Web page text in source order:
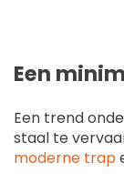
Een
Een trend
staal te
moderne trap